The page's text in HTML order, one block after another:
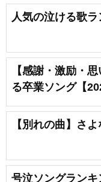
人気の泣ける歌ラ
【感謝・激励・
る卒業ソング【
【別れの曲】さ
号泣ソングランキ